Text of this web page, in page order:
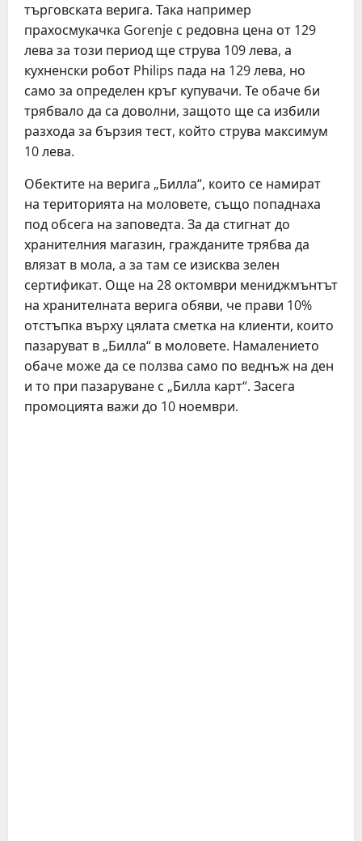
търговската верига. Така например
прахосмукачка Gorenje с редовна цена от 129
лева за този период ще струва 109 лева, а
кухненски робот Philips пада на 129 лева, но
само за определен кръг купувачи. Те обаче би
трябвало да са доволни, защото ще са избили
разхода за бързия тест, който струва максимум
10 лева.
Обектите на верига „Билла“, които се намират
на територията на моловете, също попаднаха
под обсега на заповедта. За да стигнат до
хранителния магазин, гражданите трябва да
влязат в мола, а за там се изисква зелен
сертификат. Още на 28 октомври мениджмънтът
на хранителната верига обяви, че прави 10%
отстъпка върху цялата сметка на клиенти, които
пазаруват в „Билла“ в моловете. Намалението
обаче може да се ползва само по веднъж на ден
и то при пазаруване с „Билла карт“. Засега
промоцията важи до 10 ноември.